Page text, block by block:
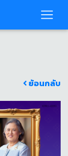
ย้อนกลับ